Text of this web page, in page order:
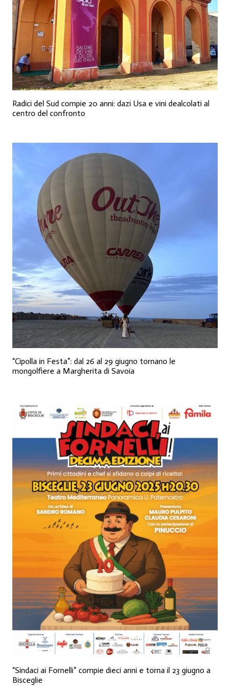
Radici del Sud compie 20 anni: dazi Usa e vini dealcolati al
centro del confronto
“Cipolla in Festa”: dal 26 al 29 giugno tornano le
mongolfiere a Margherita di Savoia
“Sindaci ai Fornelli” compie dieci anni e torna il 23 giugno a
Bisceglie